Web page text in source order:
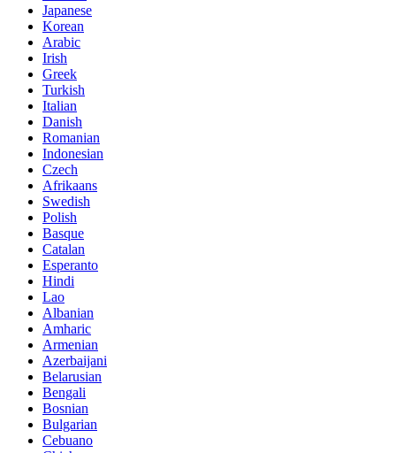
Japanese
Korean
Arabic
Irish
Greek
Turkish
Italian
Danish
Romanian
Indonesian
Czech
Afrikaans
Swedish
Polish
Basque
Catalan
Esperanto
Hindi
Lao
Albanian
Amharic
Armenian
Azerbaijani
Belarusian
Bengali
Bosnian
Bulgarian
Cebuano